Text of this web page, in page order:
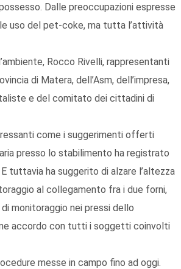
Dalle preoccupazioni espresse
uso del pet-coke, ma tutta l’attività
Rocco Rivelli, rappresentanti
di Matera, dell’Asm, dell’impresa,
e del comitato dei cittadini di
come i suggerimenti offerti
presso lo stabilimento ha registrato
tuttavia ha suggerito di alzare l’altezza
al collegamento fra i due forni,
monitoraggio nei pressi dello
accordo con tutti i soggetti coinvolti
messe in campo fino ad oggi.